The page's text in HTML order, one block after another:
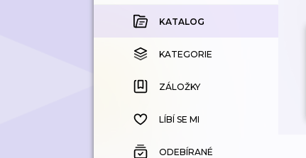
KOUPENÉ
KATEGORIE
ZÁLOŽKY
HISTORIE
KATALOG
KATEGORIE
ZÁLOŽKY
LÍBÍ SE MI
ODEBÍRANÉ